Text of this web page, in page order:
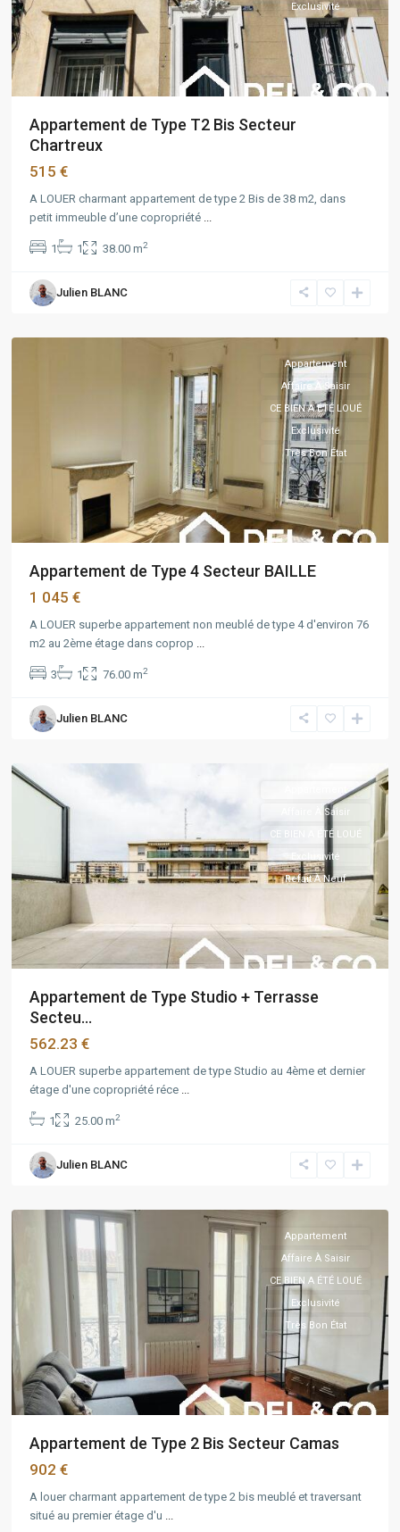
Exclusivité
Appartement de Type T2 Bis Secteur
Chartreux
515 €
A LOUER charmant appartement de type 2 Bis de 38 m2, dans
petit immeuble d’une copropriété ...
1 1 38.00 m2
Julien BLANC
BAILLE/CONCEPTION
Marseille
Marseille
Appartement
Affaire À Saisir
CE BIEN A ÉTÉ LOUÉ
Exclusivité
Très Bon État
Appartement de Type 4 Secteur BAILLE
1 045 €
A LOUER superbe appartement non meublé de type 4 d'environ 76
m2 au 2ème étage dans coprop ...
3 1 76.00 m2
Julien BLANC
,
Marseille
Marseille
Affaire À Saisir
CE BIEN A ÉTÉ LOUÉ
Exclusivité
Refait À Neuf
Appartement de Type Studio + Terrasse
Secteu...
562.23 €
A LOUER superbe appartement de type Studio au 4ème et dernier
étage d'une copropriété réce ...
1 25.00 m2
Julien BLANC
Camas,
Marseille
Marseille
Appartement
Affaire À Saisir
CE BIEN A ÉTÉ LOUÉ
Exclusivité
Très Bon État
Appartement de Type 2 Bis Secteur Camas
902 €
A louer charmant appartement de type 2 bis meublé et traversant
situé au premier étage d'u ...